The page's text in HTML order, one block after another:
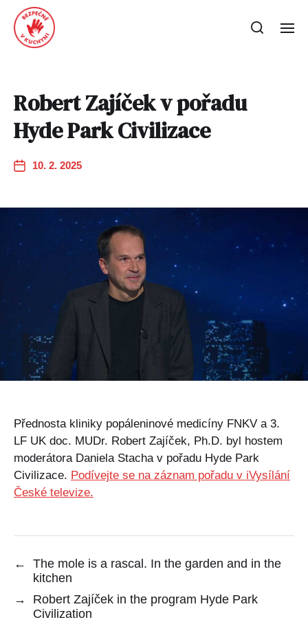
Robert Zajíček v pořadu
Hyde Park Civilizace
10. 2. 2025
Přednosta kliniky popáleninové medicíny FNKV a 3.
LF UK doc. MUDr. Robert Zajíček, Ph.D. byl hostem
moderátora Daniela Stacha v pořadu Hyde Park
Civilizace. Podívejte se na záznam pořadu v iVysílání
České televize.
←
The mole is a rascal. In the garden and in the
kitchen
→
Robert Zajíček in the program Hyde Park
Civilization